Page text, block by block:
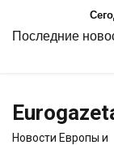
содержимому
Последние
в том, что
Новости Европы и